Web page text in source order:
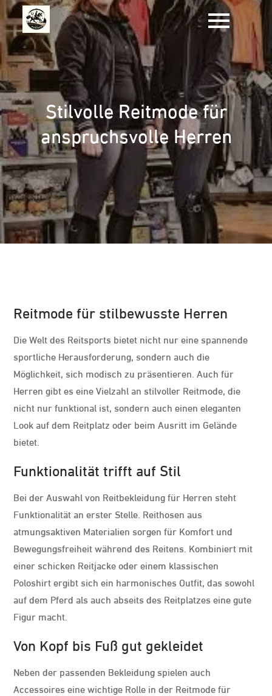
Zum
Inhalt
springen
Stilvolle Reitmode für
anspruchsvolle Herren
Reitmode für stilbewusste Herren
Die Welt des Reitsports bietet nicht nur eine spannende
sportliche Herausforderung, sondern auch die
Möglichkeit, sich modisch zu präsentieren. Auch für
Herren gibt es eine Vielzahl an stilvoller Reitmode, die
nicht nur funktional ist, sondern auch einen eleganten
Look auf dem Reitplatz oder beim Ausritt im Gelände
bietet.
Funktionalität trifft auf Stil
Bei der Auswahl von Reitbekleidung für Herren steht
Funktionalität an erster Stelle. Reithosen aus
atmungsaktiven Materialien sorgen für Komfort und
Bewegungsfreiheit während des Reitens. Kombiniert mit
einer schicken Reitjacke oder einem klassischen
Poloshirt ergibt sich ein harmonisches Outfit, das sowohl
auf dem Pferd als auch abseits des Reitplatzes eine gute
Figur macht.
Von Kopf bis Fuß gut gekleidet
Neben der passenden Bekleidung spielen auch
Accessoires eine wichtige Rolle in der Reitmode für